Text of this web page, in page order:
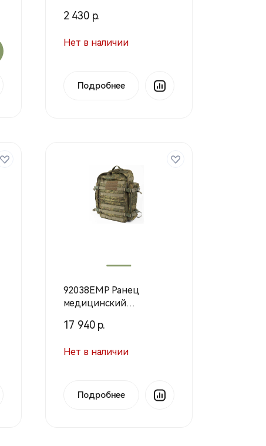
2 430 р.
Нет в наличии
Подробнее
92038ЕМР Ранец
медицинский
(Техинком)
17 940 р.
Нет в наличии
Подробнее